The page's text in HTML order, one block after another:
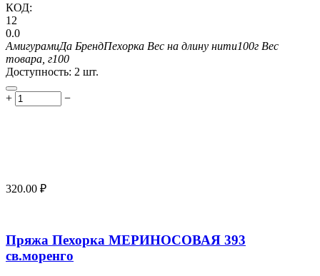
КОД:
12
0.0
АмигурамиДа БрендПехорка Вес на длину нити100г Вес
товара, г100
Доступность: 2 шт.
+ −
320.00 ₽
Пряжа Пехорка МЕРИНОСОВАЯ 393
св.моренго